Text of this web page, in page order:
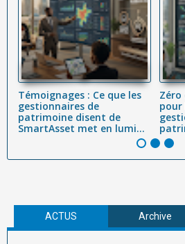
Témoignages : Ce que les
gestionnaires de
patrimoine disent de
SmartAsset met en lumi...
pour
ACTUS Archive